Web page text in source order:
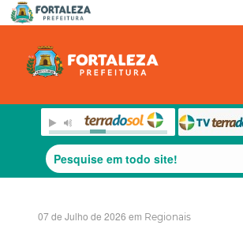
07 de Julho de 2026 em Regionais